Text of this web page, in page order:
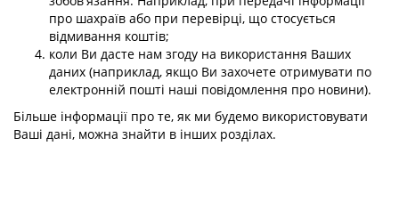
про шахраїв або при перевірці, що стосується
відмивання коштів;
коли Ви дасте нам згоду на використання Ваших
даних (наприклад, якщо Ви захочете отримувати по
електронній пошті наші повідомлення про новини).
Більше інформації про те, як ми будемо використовувати
Ваші дані, можна знайти в інших розділах.